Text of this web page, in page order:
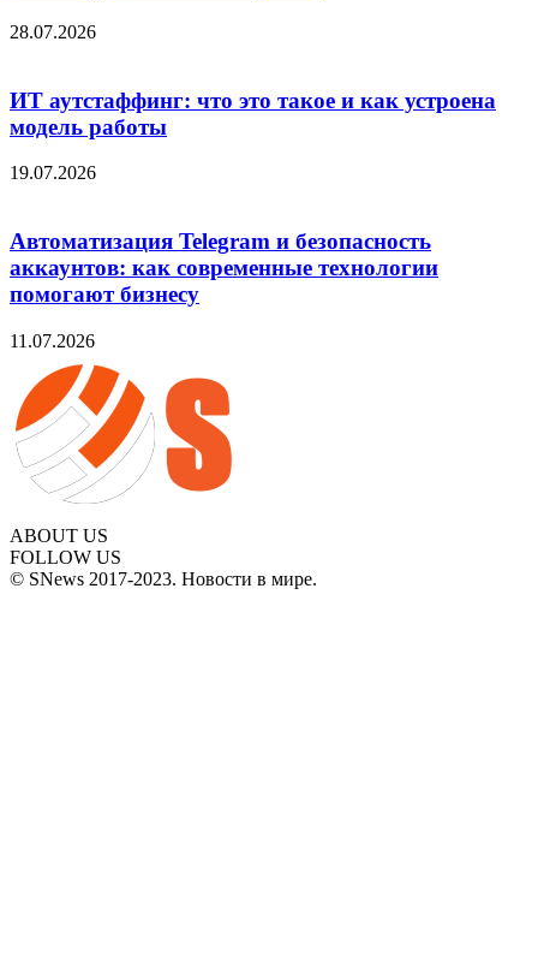
28.07.2026
ИТ аутстаффинг: что это такое и как устроена
модель работы
19.07.2026
Автоматизация Telegram и безопасность
аккаунтов: как современные технологии
помогают бизнесу
11.07.2026
ABOUT US
FOLLOW US
© SNews 2017-2023. Новости в мире.